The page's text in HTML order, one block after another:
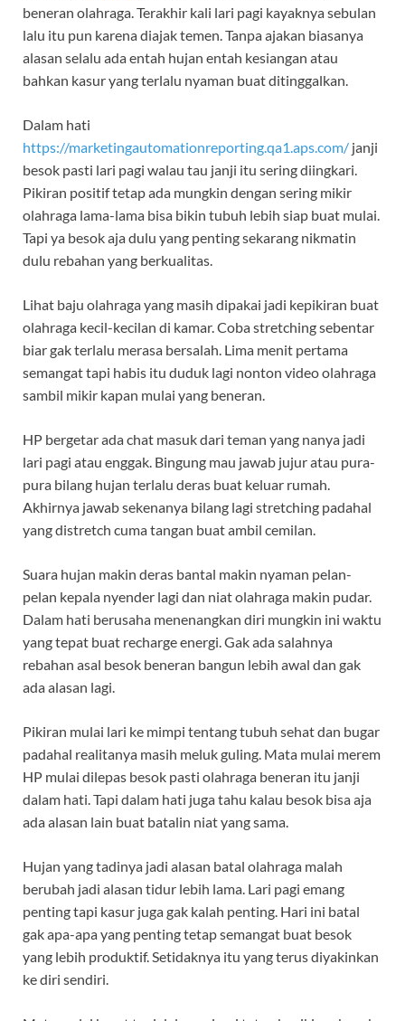
beneran olahraga. Terakhir kali lari pagi kayaknya sebulan
lalu itu pun karena diajak temen. Tanpa ajakan biasanya
alasan selalu ada entah hujan entah kesiangan atau
bahkan kasur yang terlalu nyaman buat ditinggalkan.
Dalam hati
https://marketingautomationreporting.qa1.aps.com/ janji
besok pasti lari pagi walau tau janji itu sering diingkari.
Pikiran positif tetap ada mungkin dengan sering mikir
olahraga lama-lama bisa bikin tubuh lebih siap buat mulai.
Tapi ya besok aja dulu yang penting sekarang nikmatin
dulu rebahan yang berkualitas.
Lihat baju olahraga yang masih dipakai jadi kepikiran buat
olahraga kecil-kecilan di kamar. Coba stretching sebentar
biar gak terlalu merasa bersalah. Lima menit pertama
semangat tapi habis itu duduk lagi nonton video olahraga
sambil mikir kapan mulai yang beneran.
HP bergetar ada chat masuk dari teman yang nanya jadi
lari pagi atau enggak. Bingung mau jawab jujur atau pura-
pura bilang hujan terlalu deras buat keluar rumah.
Akhirnya jawab sekenanya bilang lagi stretching padahal
yang distretch cuma tangan buat ambil cemilan.
Suara hujan makin deras bantal makin nyaman pelan-
pelan kepala nyender lagi dan niat olahraga makin pudar.
Dalam hati berusaha menenangkan diri mungkin ini waktu
yang tepat buat recharge energi. Gak ada salahnya
rebahan asal besok beneran bangun lebih awal dan gak
ada alasan lagi.
Pikiran mulai lari ke mimpi tentang tubuh sehat dan bugar
padahal realitanya masih meluk guling. Mata mulai merem
HP mulai dilepas besok pasti olahraga beneran itu janji
dalam hati. Tapi dalam hati juga tahu kalau besok bisa aja
ada alasan lain buat batalin niat yang sama.
Hujan yang tadinya jadi alasan batal olahraga malah
berubah jadi alasan tidur lebih lama. Lari pagi emang
penting tapi kasur juga gak kalah penting. Hari ini batal
gak apa-apa yang penting tetap semangat buat besok
yang lebih produktif. Setidaknya itu yang terus diyakinkan
ke diri sendiri.